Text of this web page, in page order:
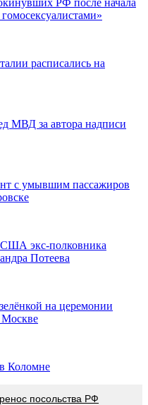
расписались на
МВД за автора надписи
с умывшим пассажиров
экс-полковника
Потеева
на церемонии
Москве
Коломне
посольства РФ